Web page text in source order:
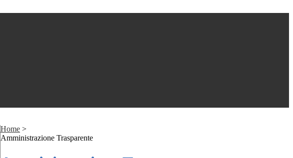
Home >
Amministrazione Trasparente